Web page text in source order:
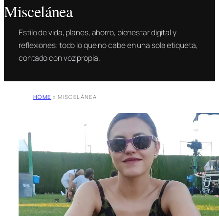
Miscelánea
Estilo de vida, planes, ahorro, bienestar digital y
reflexiones: todo lo que no cabe en una sola etiqueta,
contado con voz propia.
HOME » MISCELÁNEA